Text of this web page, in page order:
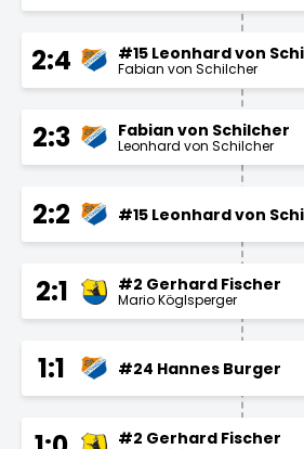
2:4 #15 Leonhard von
Fabian von Schilcher
2:3 Fabian von Schilcher
Leonhard von Schilcher
2:2 #15 Leonhard von
2:1 #2 Gerhard Fischer
Mario Köglsperger
1:1 #24 Hannes Burger
#2 Gerhard Fischer